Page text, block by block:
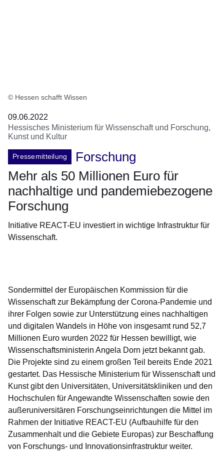
© Hessen schafft Wissen
09.06.2022
Hessisches Ministerium für Wissenschaft und Forschung,
Kunst und Kultur
Pressemitteilung
Forschung
Mehr als 50 Millionen Euro für
nachhaltige und pandemiebezogene
Forschung
Initiative REACT-EU investiert in wichtige Infrastruktur für
Wissenschaft.
Sondermittel der Europäischen Kommission für die
Wissenschaft zur Bekämpfung der Corona-Pandemie und
ihrer Folgen sowie zur Unterstützung eines nachhaltigen
und digitalen Wandels in Höhe von insgesamt rund 52,7
Millionen Euro wurden 2022 für Hessen bewilligt, wie
Wissenschaftsministerin Angela Dorn jetzt bekannt gab.
Die Projekte sind zu einem großen Teil bereits Ende 2021
gestartet. Das Hessische Ministerium für Wissenschaft und
Kunst gibt den Universitäten, Universitätskliniken und den
Hochschulen für Angewandte Wissenschaften sowie den
außeruniversitären Forschungseinrichtungen die Mittel im
Rahmen der Initiative REACT-EU (Aufbauhilfe für den
Zusammenhalt und die Gebiete Europas) zur Beschaffung
von Forschungs- und Innovationsinfrastruktur weiter.